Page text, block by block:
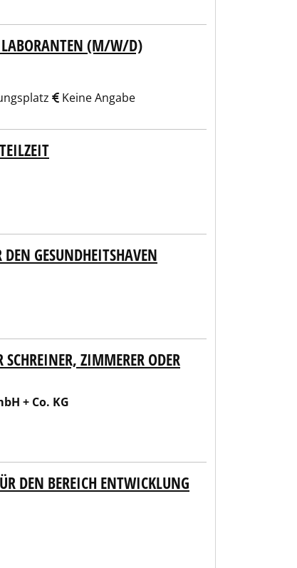
LABORANTEN (M/W/D)
Keine Angabe
GESUNDHEITSHAVEN
ZIMMERER ODER
+ Co. KG
DEN BEREICH ENTWICKLUNG